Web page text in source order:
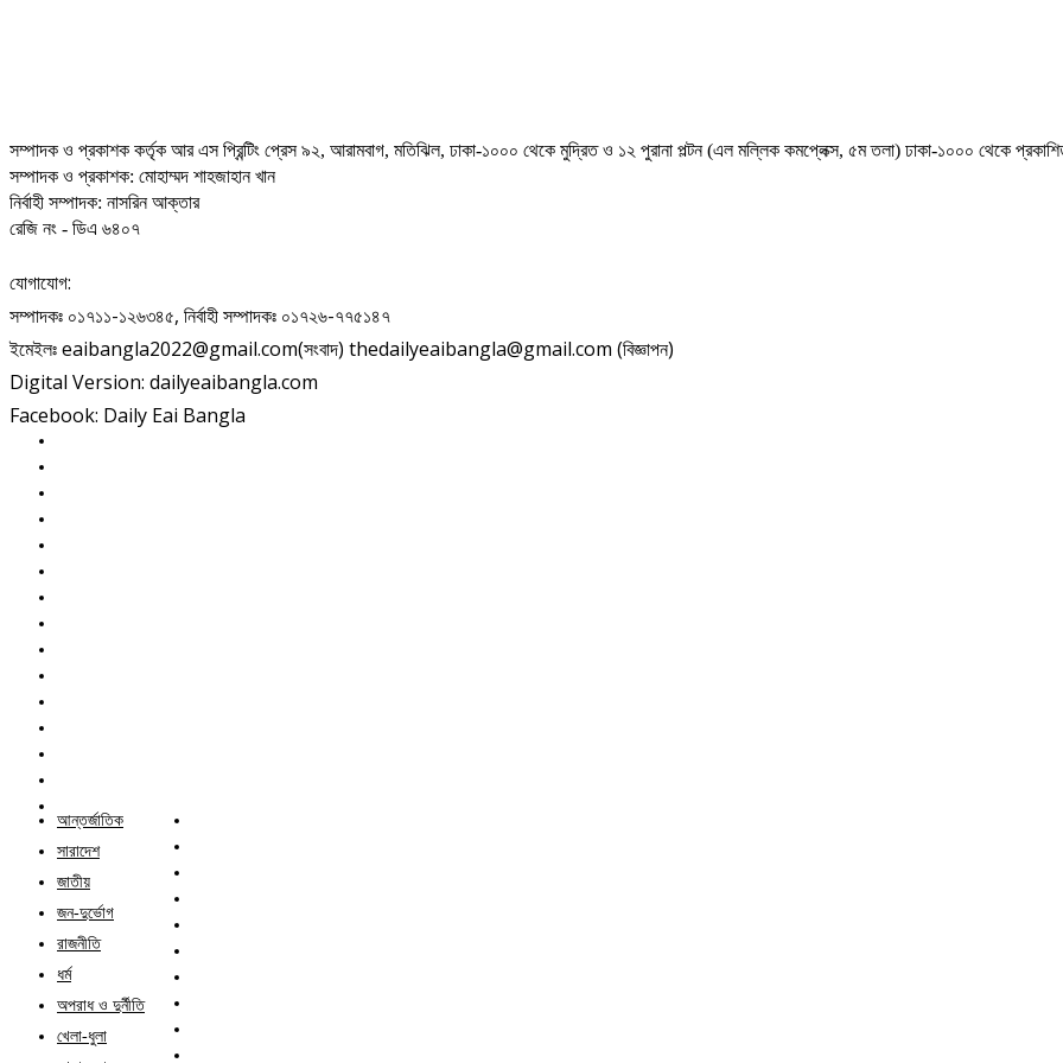
সম্পাদক ও প্রকাশক কর্তৃক আর এস প্রিন্টিং প্রেস ৯২, আরামবাগ, মতিঝিল, ঢাকা-১০০০ থেকে মুদ্রিত ও ১২ পুরানা পল্টন (এল মল্লিক কমপ্লেক্স, ৫ম তলা) ঢাকা-১০০০ থেকে
সম্পাদক ও প্রকাশক: মোহাম্মদ শাহজাহান খান
নির্বাহী সম্পাদক: নাসরিন আক্তার
রেজি নং - ডিএ ৬৪০৭
যোগাযোগ:
সম্পাদকঃ ০১৭১১-১২৬৩৪৫, নির্বাহী সম্পাদকঃ ০১৭২৬-৭৭৫১৪৭
ইমেইলঃ eaibangla2022@gmail.com(সংবাদ) thedailyeaibangla@gmail.com (বিজ্ঞাপন)
Digital Version: dailyeaibangla.com
Facebook: Daily Eai Bangla
আন্তর্জাতিক
সারাদেশ
জাতীয়
জন-দুর্ভোগ
রাজনীতি
ধর্ম
অপরাধ ও দুর্নীতি
খেলা-ধুলা